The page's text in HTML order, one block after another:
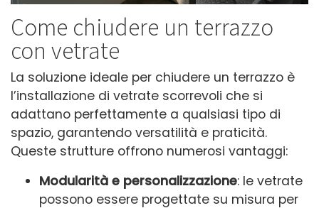
Come chiudere un terrazzo
con vetrate
La soluzione ideale per chiudere un terrazzo è
l’installazione di vetrate scorrevoli che si
adattano perfettamente a qualsiasi tipo di
spazio, garantendo versatilità e praticità.
Queste strutture offrono numerosi vantaggi:
Modularità e personalizzazione: le vetrate
possono essere progettate su misura per